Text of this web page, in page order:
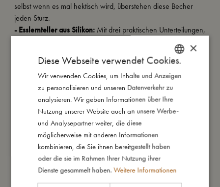
selbst wenn es mal hektisch wird, überstehen diese Becher
jeden Sturz.
- Esslernteller aus Silikon:Mit drei praktischen Unterteilungen,
ideal für Baby-led Weaning (BLW). Der Saugnapf sorgt dafür,
dass der Teller auch bei turbulenten Mahlzeiten an Ort und
Stelle bleibt.
- Silikonbesteckset:Robustes Edelstahlbesteck mit weichen
Silikongriffen, die perfekt für kleine Kinderhände geeignet
- Lätzchen mit Ärmeln:Wasserabweisend dank einer
weichen PU-Beschichtung und mit einer großzügigen
Auffangtasche, die heruntergefallenes Essen und Flüssigkeiten
aufsammelt.
Gesamtwert:109,99 €
DANISH
ENGLISH
GERMAN
×
Diese Webseite verwendet Cookies.
Wir verwenden Cookies, um Inhalte und Anzeigen
zu personalisieren und unseren Datenverkehr zu
analysieren. Wir geben Informationen über Ihre
Nutzung unserer Website auch an unsere Werbe-
und Analysepartner weiter, die diese
möglicherweise mit anderen Informationen
kombinieren, die Sie ihnen bereitgestellt haben
oder die sie im Rahmen Ihrer Nutzung ihrer
Dienste gesammelt haben. Weitere Informationen